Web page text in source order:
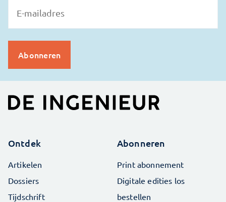
Ontdek
Artikelen
Dossiers
Tijdschrift
Abonneren
Print abonnement
Digitale edities los
bestellen